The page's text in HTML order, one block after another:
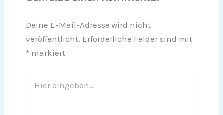
Deine E-Mail-Adresse wird nicht
veröffentlicht. Erforderliche Felder sind mit
* markiert
eingeben…